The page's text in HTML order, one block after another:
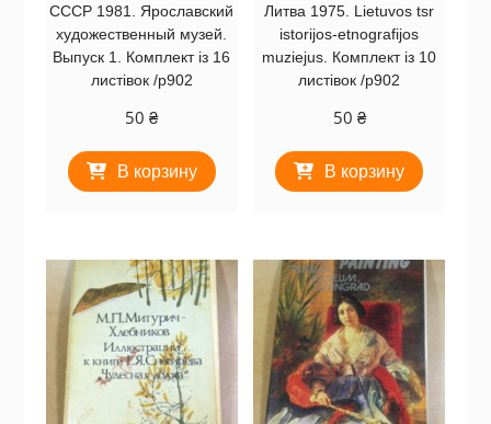
СССР 1981. Ярославский
художественный музей.
Выпуск 1. Комплект із 16
листівок /р902
50₴
В корзину
Литва 1975. Lietuvos tsr
istorijos-etnografijos
muziejus. Комплект із 10
листівок /р902
50 ₴
В корзину